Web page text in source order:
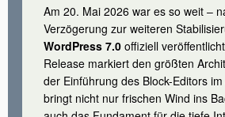
Am 20. Mai 2026 war es so weit –
Verzögerung zur weiteren
WordPress 7.0 offiziell
Release markiert den größten
der Einführung des Block-Editors
bringt nicht nur frischen Wind ins